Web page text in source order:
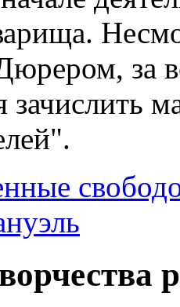
за
зачислить